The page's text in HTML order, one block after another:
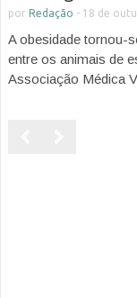
por Redação - 18 de
A obesidade tornou-
entre os animais de
Associação Médica